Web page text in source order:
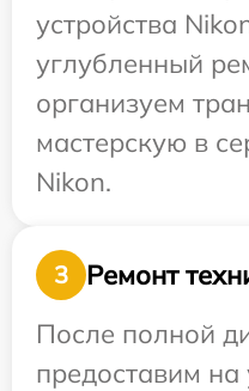
устройства
углубленный
организуем
мастерскую в
Nikon.
3
Ремонт
После полной
предоставим